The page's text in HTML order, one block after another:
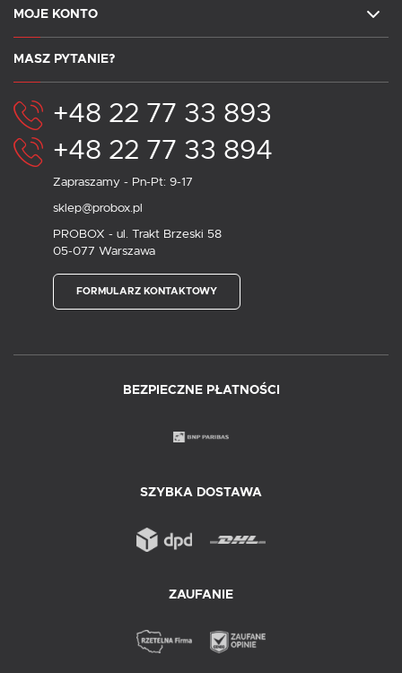
MOJE KONTO
MASZ PYTANIE?
+48 22 77 33 893
+48 22 77 33 894
Zapraszamy - Pn-Pt: 9-17
sklep@probox.pl
PROBOX - ul. Trakt Brzeski 58
05-077 Warszawa
FORMULARZ KONTAKTOWY
BEZPIECZNE PŁATNOŚCI
SZYBKA DOSTAWA
ZAUFANIE